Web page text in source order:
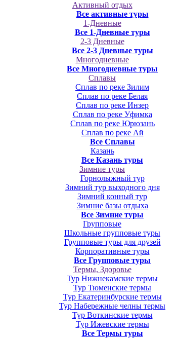
Активный отдых
Все активные туры
1-Дневные
Все 1-Дневные туры
2-3 Дневные
Все 2-3 Дневные туры
Многодневные
Все Многодневные туры
Сплавы
Сплав по реке Зилим
Сплав по реке Белая
Сплав по реке Инзер
Сплав по реке Уфимка
Сплав по реке Юрюзань
Сплав по реке Ай
Все Сплавы
Казань
Все Казань туры
Зимние туры
Горнолыжный тур
Зимний тур выходного дня
Зимний конный тур
Зимние базы отдыха
Все Зимние туры
Групповые
Школьные групповые туры
Групповые туры для друзей
Корпоративные туры
Все Групповые туры
Термы, Здоровье
Тур Нижнекамские термы
Тур Тюменские термы
Тур Екатеринбурские термы
Тур Набережные челны термы
Тур Воткинские термы
Тур Ижевские термы
Все Термы туры